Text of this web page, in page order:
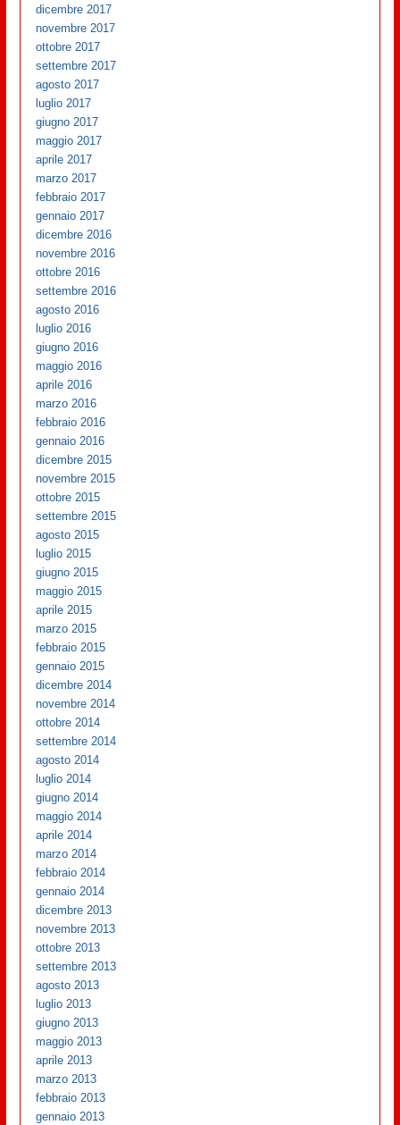
dicembre 2017
novembre 2017
ottobre 2017
settembre 2017
agosto 2017
luglio 2017
giugno 2017
maggio 2017
aprile 2017
marzo 2017
febbraio 2017
gennaio 2017
dicembre 2016
novembre 2016
ottobre 2016
settembre 2016
agosto 2016
luglio 2016
giugno 2016
maggio 2016
aprile 2016
marzo 2016
febbraio 2016
gennaio 2016
dicembre 2015
novembre 2015
ottobre 2015
settembre 2015
agosto 2015
luglio 2015
giugno 2015
maggio 2015
aprile 2015
marzo 2015
febbraio 2015
gennaio 2015
dicembre 2014
novembre 2014
ottobre 2014
settembre 2014
agosto 2014
luglio 2014
giugno 2014
maggio 2014
aprile 2014
marzo 2014
febbraio 2014
gennaio 2014
dicembre 2013
novembre 2013
ottobre 2013
settembre 2013
agosto 2013
luglio 2013
giugno 2013
maggio 2013
aprile 2013
marzo 2013
febbraio 2013
gennaio 2013